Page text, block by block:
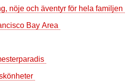
nöje och äventyr för hela familjen
Bay Area